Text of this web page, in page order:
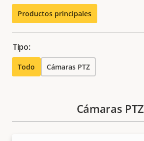
Productos principales
Tipo:
Todo Cámaras PTZ
Cámaras PTZ